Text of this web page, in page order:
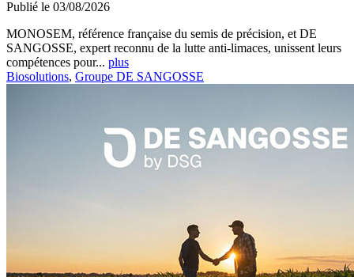
Publié le 03/08/2026
MONOSEM, référence française du semis de précision, et DE
SANGOSSE, expert reconnu de la lutte anti-limaces, unissent leurs
compétences pour... plus
Biosolutions, Groupe DE SANGOSSE